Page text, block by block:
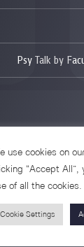
Psy Talk by
ษ ชั้น 7
ตปทุมวัน
use cookies on
“Accept
of all the cookies.
Cookie Settings